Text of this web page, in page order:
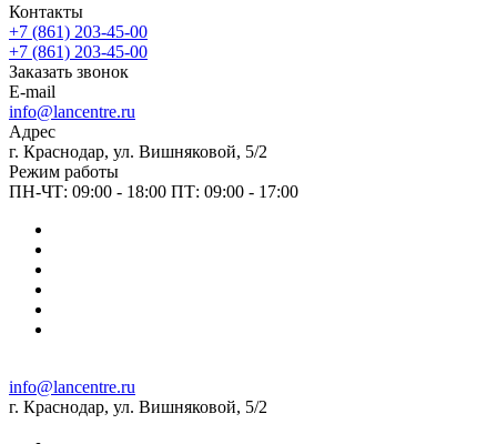
Контакты
+7 (861) 203-45-00
+7 (861) 203-45-00
Заказать звонок
E-mail
info@lancentre.ru
Адрес
г. Краснодар, ул. Вишняковой, 5/2
Режим работы
ПН-ЧТ: 09:00 - 18:00 ПТ: 09:00 - 17:00
info@lancentre.ru
г. Краснодар, ул. Вишняковой, 5/2